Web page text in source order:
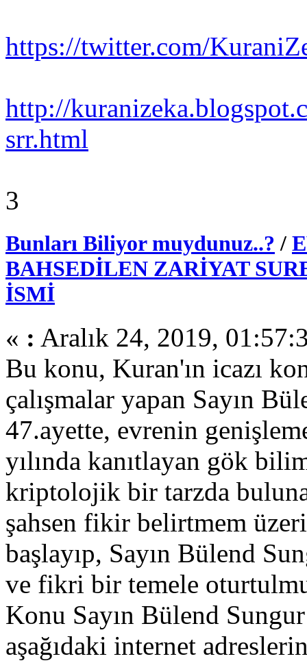
https://twitter.com/
http://
srr.html
3
Bunları Biliyor muydunuz..? /
BAHSEDİLEN ZARİYAT
İSMİ
« : Aralık 24, 2019,
Bu konu, Kuran'ın icazı
çalışmalar yapan Sayın
47.ayette, evrenin
yılında kanıtlayan gök
kriptolojik bir tarzda
şahsen fikir belirtmem
başlayıp, Sayın Bülend
ve fikri bir temele
Konu Sayın Bülend
aşağıdaki internet